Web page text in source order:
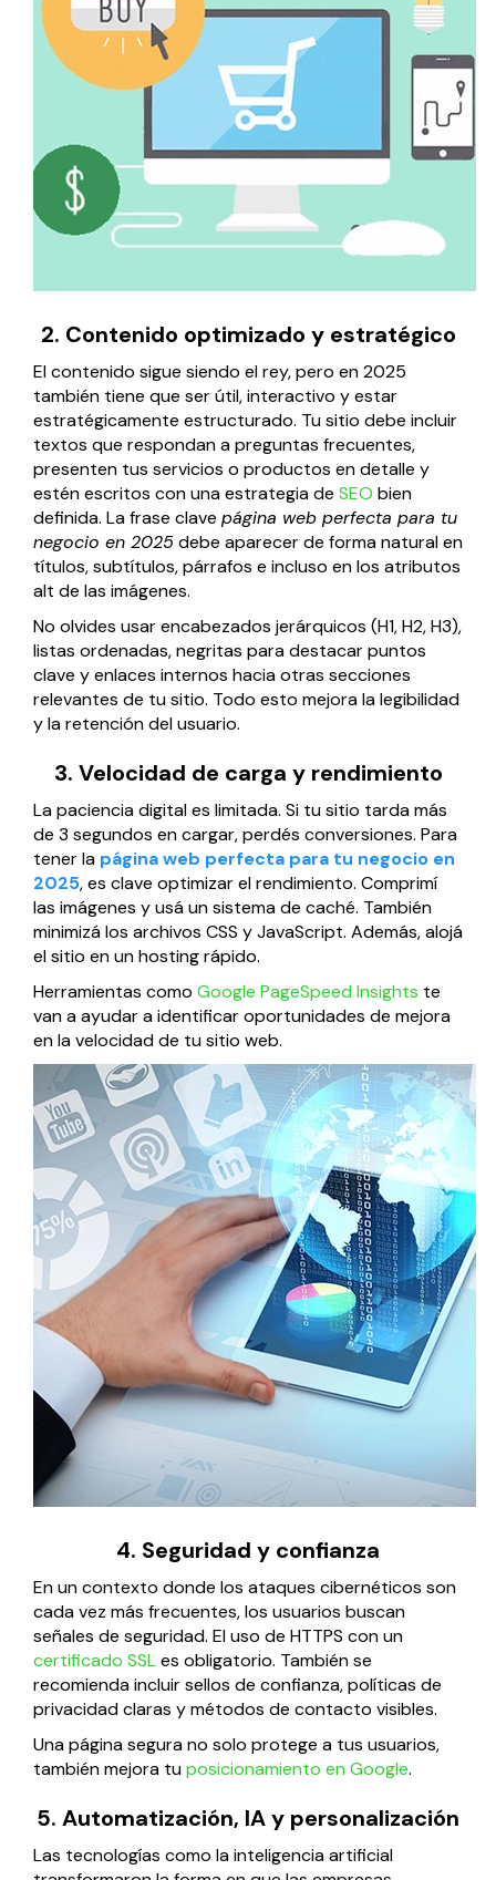
2. Contenido optimizado y estratégico
El contenido sigue siendo el rey, pero en 2025
también tiene que ser útil, interactivo y estar
estratégicamente estructurado. Tu sitio debe incluir
textos que respondan a preguntas frecuentes,
presenten tus servicios o productos en detalle y
estén escritos con una estrategia de SEO bien
definida. La frase clave página web perfecta para tu
negocio en 2025debe aparecer de forma natural en
títulos, subtítulos, párrafos e incluso en los atributos
alt de las imágenes.
No olvides usar encabezados jerárquicos (H1, H2, H3),
listas ordenadas, negritas para destacar puntos
clave y enlaces internos hacia otras secciones
relevantes de tu sitio. Todo esto mejora la legibilidad
y la retención del usuario.
3. Velocidad de carga y rendimiento
La paciencia digital es limitada. Si tu sitio tarda más
de 3 segundos en cargar, perdés conversiones. Para
tener la página web perfecta para tu negocio en
2025, es clave optimizar el rendimiento. Comprimí
las imágenes y usá un sistema de caché. También
minimizá los archivos CSS y JavaScript. Además, alojá
el sitio en un hosting rápido.
Herramientas como Google PageSpeed Insights te
van a ayudar a identificar oportunidades de mejora
en la velocidad de tu sitio web.
4. Seguridad y confianza
En un contexto donde los ataques cibernéticos son
cada vez más frecuentes, los usuarios buscan
señales de seguridad. El uso de HTTPS con un
certificado SSLes obligatorio. También se
recomienda incluir sellos de confianza, políticas de
privacidad claras y métodos de contacto visibles.
Una página segura no solo protege a tus usuarios,
también mejora tuposicionamiento en Google.
5. Automatización, IA y personalización
Las tecnologías como la inteligencia artificial